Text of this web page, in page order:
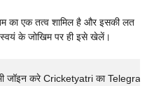
का एक तत्व शामिल है और इसकी लत
के जोखिम पर ही इसे खेलें।
जॉइन करे Cricketyatri का